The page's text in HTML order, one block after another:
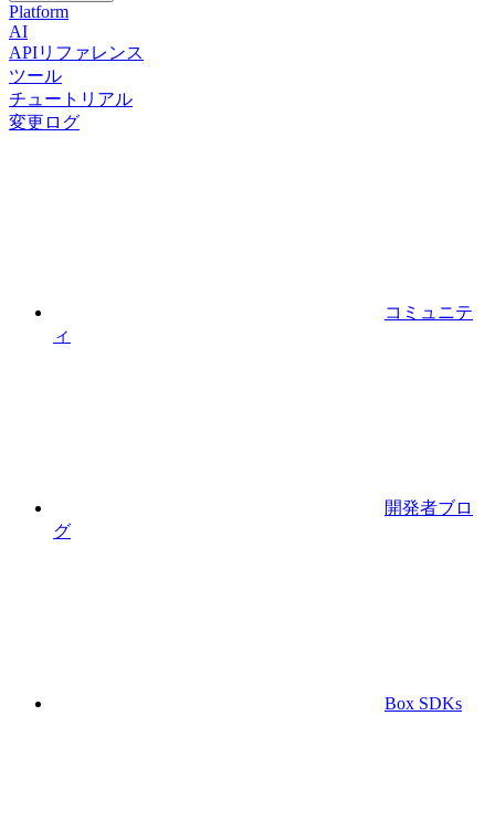
Platform
AI
APIリファレンス
ツール
チュートリアル
変更ログ
コミュニテ
ィ
開発者ブロ
グ
Box SDKs